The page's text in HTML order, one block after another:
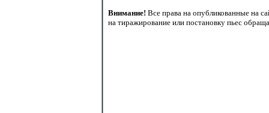
Внимание! Все права на опубликованные на
на тиражирование или постановку пьес